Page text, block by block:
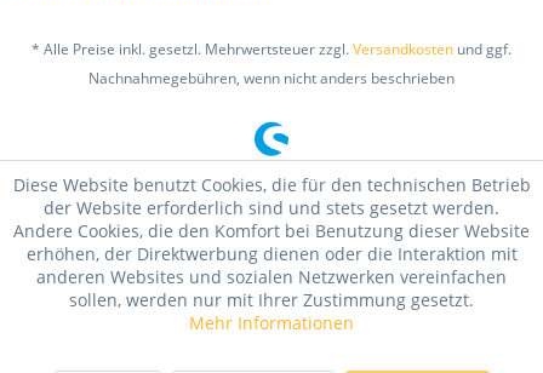
* Alle Preise inkl. gesetzl. Mehrwertsteuer zzgl.Versandkosten und ggf.
Nachnahmegebühren, wenn nicht anders beschrieben
Diese Website benutzt Cookies, die für den technischen Betrieb
der Website erforderlich sind und stets gesetzt werden.
Andere Cookies, die den Komfort bei Benutzung dieser Website
erhöhen, der Direktwerbung dienen oder die Interaktion mit
anderen Websites und sozialen Netzwerken vereinfachen
sollen, werden nur mit Ihrer Zustimmung gesetzt.
Mehr Informationen